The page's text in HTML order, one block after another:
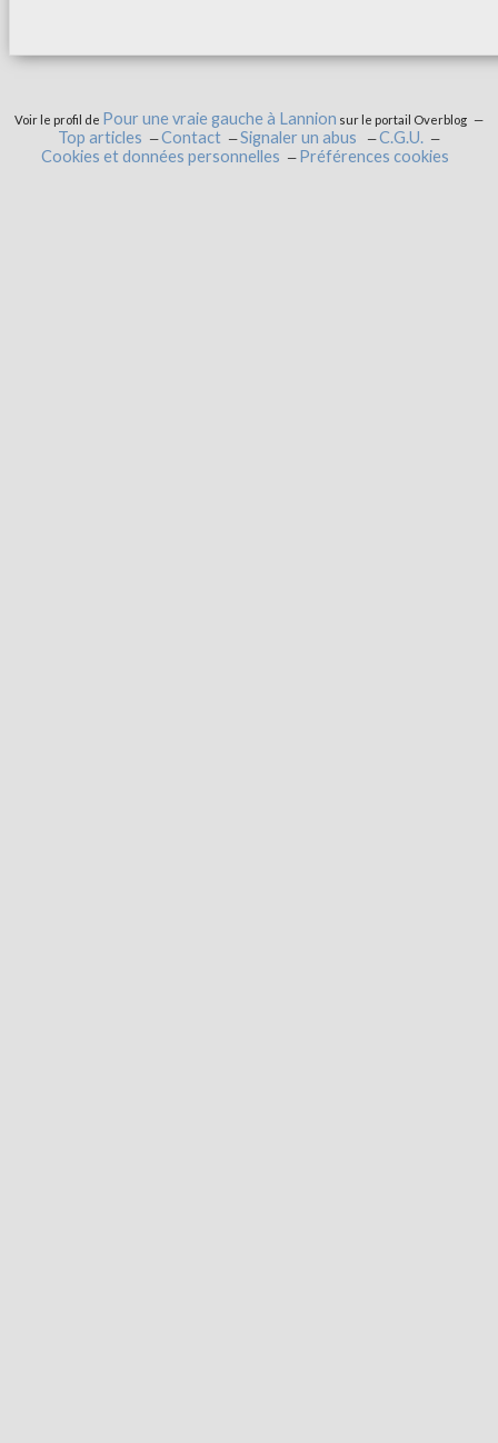
Voir le profil de Pour une vraie gauche à Lannion sur le portail Overblog
Top articles Contact Signaler un abus
C.G.U.
Cookies et données personnelles
Préférences cookies